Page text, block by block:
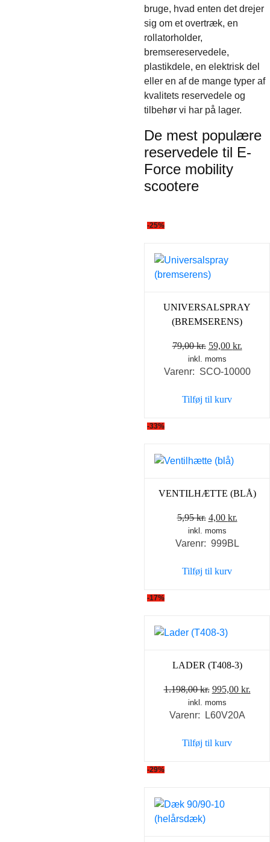
bruge, hvad enten det drejer
sig om et overtræk, en
rollatorholder,
bremsereservedele,
plastikdele, en elektrisk del
eller en af de mange typer af
kvalitets reservedele og
tilbehør vi har på lager.
De mest populære
reservedele til E-
Force mobility
scootere
-25%
UNIVERSALSPRAY
(BREMSERENS)
79,00kr. Den
oprindelige
pris
79,00 kr..
59,00 kr.
pris
inkl. moms
Varenr: SCO-10000
Tilføj til kurv
-33%
VENTILHÆTTE (BLÅ)
5,95kr. Den
oprindelige
pris
5,95 kr..
4,00 kr.
pris
inkl. moms
Varenr: 999BL
Tilføj til kurv
-17%
LADER (T408-3)
1.198,00kr. Den
oprindelige
pris
1.198,00 kr..
995,00 kr.
inkl. moms
Varenr: L60V20A
Tilføj til kurv
-29%